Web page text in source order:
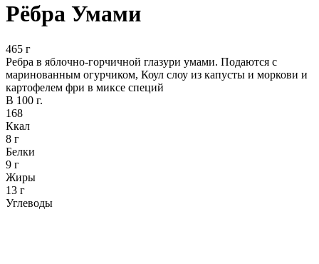
Рёбра Умами
465 г
Ребра в яблочно-горчичной глазури умами. Подаются с
маринованным огурчиком, Коул слоу из капусты и моркови и
картофелем фри в миксе специй
В 100 г.
168
Ккал
8 г
Белки
9 г
Жиры
13 г
Углеводы